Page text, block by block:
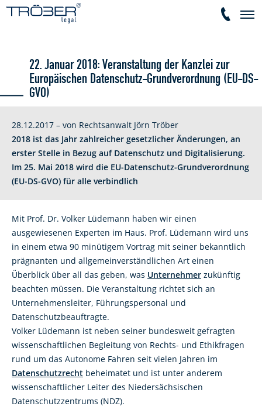
22. Januar 2018: Veranstaltung der Kanzlei zur
Europäischen Datenschutz-Grundverordnung (EU-DS-
GVO)
28.12.2017 – von Rechtsanwalt Jörn Tröber
2018 ist das Jahr zahlreicher gesetzlicher Änderungen, an
erster Stelle in Bezug auf Datenschutz und Digitalisierung.
Im 25. Mai 2018 wird die EU-Datenschutz-Grundverordnung
(EU-DS-GVO) für alle verbindlich
Mit Prof. Dr. Volker Lüdemann haben wir einen
ausgewiesenen Experten im Haus. Prof. Lüdemann wird uns
in einem etwa 90 minütigem Vortrag mit seiner bekanntlich
prägnanten und allgemeinverständlichen Art einen
Überblick über all das geben, was Unternehmer zukünftig
beachten müssen. Die Veranstaltung richtet sich an
Unternehmensleiter, Führungspersonal und
Datenschutzbeauftragte.
Volker Lüdemann ist neben seiner bundesweit gefragten
wissenschaftlichen Begleitung von Rechts- und Ethikfragen
rund um das Autonome Fahren seit vielen Jahren im
Datenschutzrecht beheimatet und ist unter anderem
wissenschaftlicher Leiter des Niedersächsischen
Datenschutzzentrums (NDZ).